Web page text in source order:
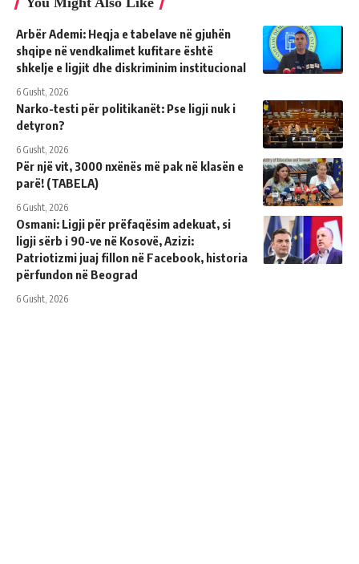
Arbër Ademi: Heqja e tabelave në gjuhën
shqipe në vendkalimet kufitare është
shkelje e ligjit dhe diskriminim institucional
6 Gusht, 2026
Narko-testi për politikanët: Pse ligji nuk i
detyron?
6 Gusht, 2026
Për një vit, 3000 nxënës më pak në klasën e
parë! (TABELA)
6 Gusht, 2026
Osmani: Ligji për prëfaqësim adekuat, si
ligji sërb i 90-ve në Kosovë, Azizi:
Patriotizmi juaj fillon në Facebook, historia
përfundon në Beograd
6 Gusht, 2026